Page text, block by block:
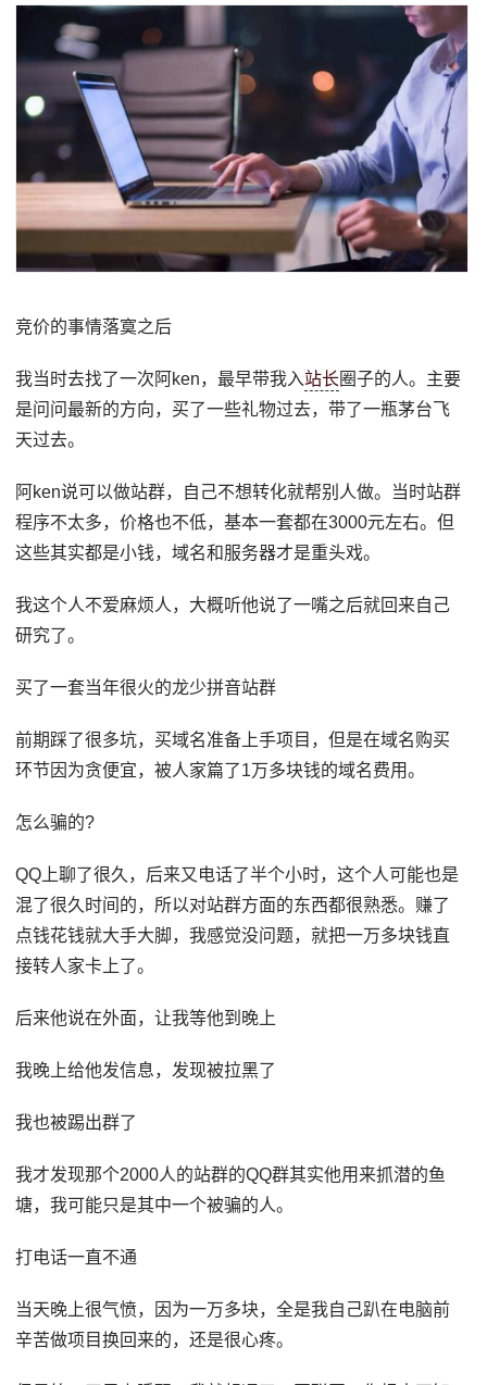
竞价的事情落寞之后
我当时去找了一次阿ken，最早带我入站长圈子的人。主要
是问问最新的方向，买了一些礼物过去，带了一瓶茅台飞
天过去。
阿ken说可以做站群，自己不想转化就帮别人做。当时站群
程序不太多，价格也不低，基本一套都在3000元左右。但
这些其实都是小钱，域名和服务器才是重头戏。
我这个人不爱麻烦人，大概听他说了一嘴之后就回来自己
研究了。
买了一套当年很火的龙少拼音站群
前期踩了很多坑，买域名准备上手项目，但是在域名购买
环节因为贪便宜，被人家篇了1万多块钱的域名费用。
怎么骗的?
QQ上聊了很久，后来又电话了半个小时，这个人可能也是
混了很久时间的，所以对站群方面的东西都很熟悉。赚了
点钱花钱就大手大脚，我感觉没问题，就把一万多块钱直
接转人家卡上了。
后来他说在外面，让我等他到晚上
我晚上给他发信息，发现被拉黑了
我也被踢出群了
我才发现那个2000人的站群的QQ群其实他用来抓潜的鱼
塘，我可能只是其中一个被骗的人。
打电话一直不通
当天晚上很气愤，因为一万多块，全是我自己趴在电脑前
辛苦做项目换回来的，还是很心疼。